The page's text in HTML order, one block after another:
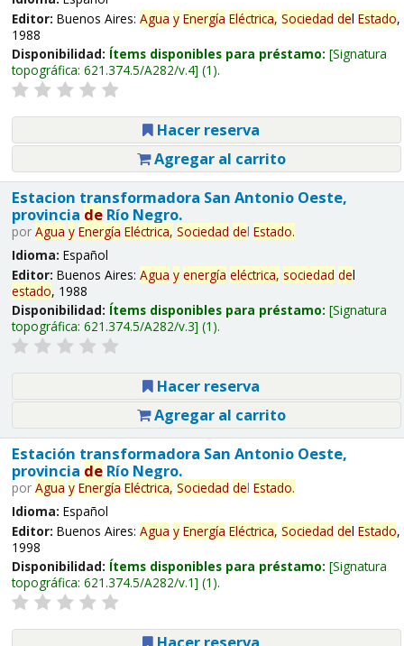
Editor: Buenos Aires: Agua y Energía Eléctrica, Sociedad del Estado,
1988
Disponibilidad: Ítems disponibles para préstamo: Signatura
topográfica: 621.374.5/A282/v.4 (1).
Hacer reserva
Agregar al carrito
Estacion transformadora San Antonio Oeste,
provincia deRío Negro.
por Agua y Energía Eléctrica, Sociedad del Estado.
Idioma: Español
Editor: Buenos Aires: Agua y energía eléctrica, sociedad del
estado, 1988
Disponibilidad: Ítems disponibles para préstamo: Signatura
topográfica: 621.374.5/A282/v.3 (1).
Hacer reserva
Agregar al carrito
Estación transformadora San Antonio Oeste,
provincia deRío Negro.
por Agua y Energía Eléctrica, Sociedad del Estado.
Idioma: Español
Editor: Buenos Aires: Agua y Energía Eléctrica, Sociedad del Estado,
1998
Disponibilidad: Ítems disponibles para préstamo: Signatura
topográfica: 621.374.5/A282/v.1 (1).
Hacer reserva